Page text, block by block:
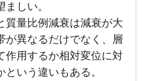
しい。
質量比例減衰は減衰が大
が異なるだけでなく、層
作用するか相対変位に対
という違いもある。